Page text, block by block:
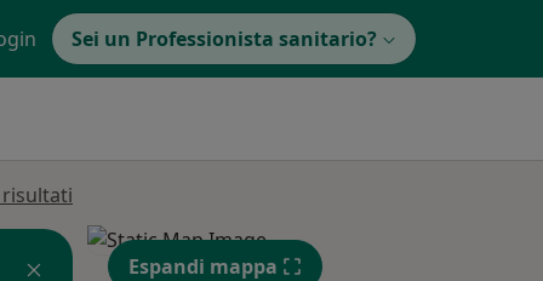
Sei un Professionista sanitario?
Espandi mappa